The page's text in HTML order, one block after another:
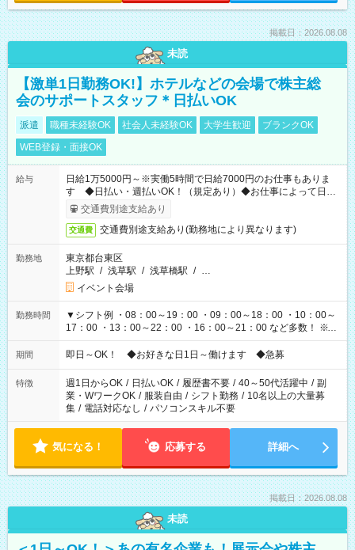
掲載日：2026.08.08
未読
【激単1日勤務OK!】ホテルなどの会場で株主総
会のサポートスタッフ＊日払いOK
派遣 職種未経験OK 社会人未経験OK 大学生歓迎
ブランクOK
WEB登録・面接OK
給与
日給1万5000円～※実働5時間で日給7000円のお仕事もありま
す ◆日払い・週払いOK！（規定あり）◆お仕事によって日給
も異なります
交通費別途支給あり
交通費 交通費別途支給あり(勤務地により異なります)
勤務地
東京都台東区
上野駅 / 浅草駅 / 浅草橋駅 / …
イベント会場
勤務時間
▼シフト例 ・08：00～19：00 ・09：00～18：00 ・10：00～
17：00 ・13：00～22：00 ・16：00～21：00 など多数！ ※お
仕事により勤務時間が異なります
期間 即日～OK！ ◆お好きな日1日～働けます ◆急募
特徴 週1日からOK / 日払いOK / 履歴書不要 / 40～50代活躍中 / 副
業・WワークOK / 服装自由 / シフト勤務 / 10名以上の大量募
集 / 電話対応なし / パソコンスキル不要
気になる！ 応募する 詳細へ
掲載日：2026.08.08
未読